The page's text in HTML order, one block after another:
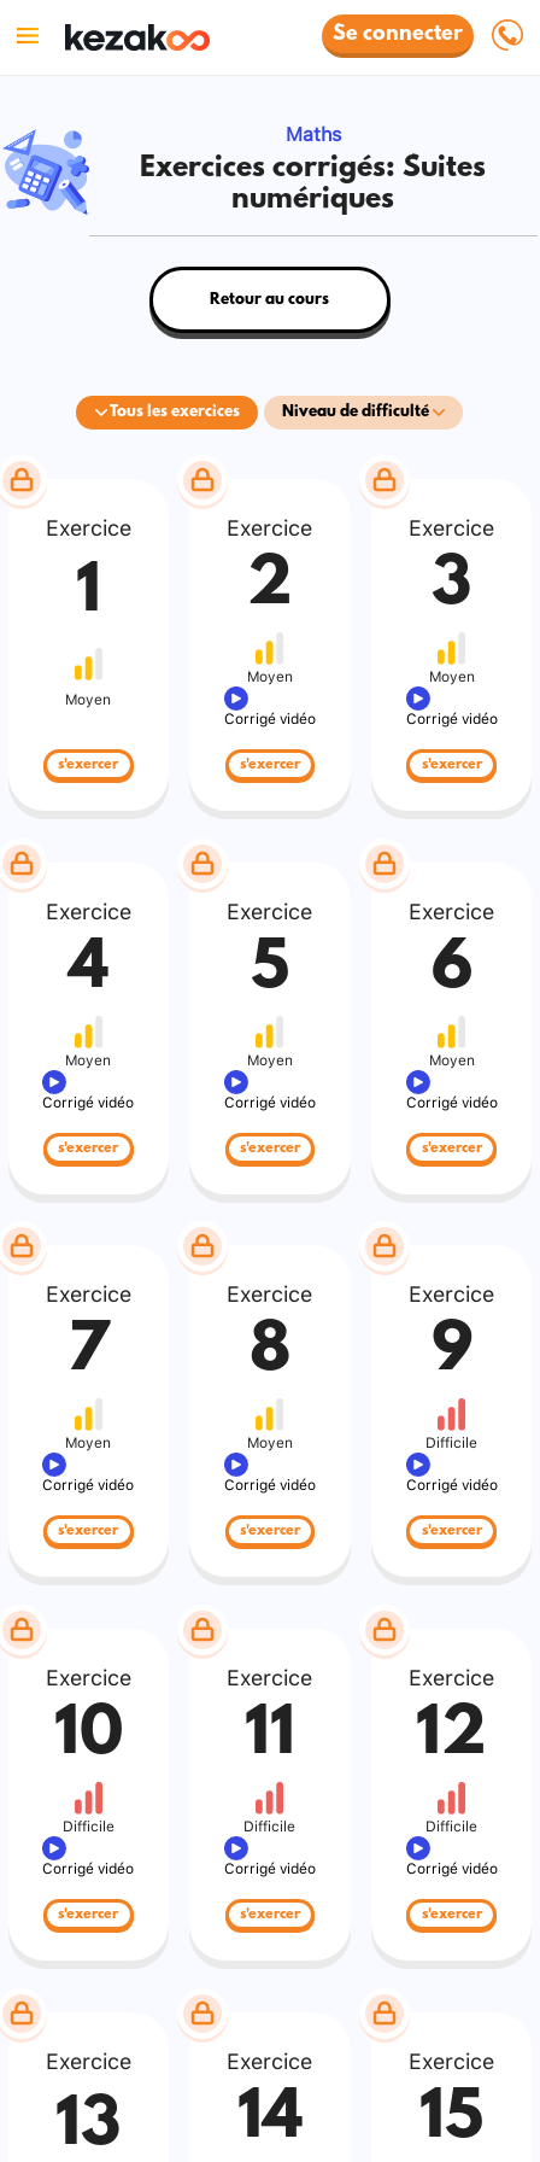
Se connecter
Maths
Exercices corrigés: Suites
numériques
Tous les exercices Niveau de difficulté
Retour au cours
Exercice
1
Moyen
s'exercer
Exercice
2
Moyen
Corrigé vidéo
s'exercer
Exercice
3
Moyen
Corrigé vidéo
s'exercer
Exercice
4
Moyen
Corrigé vidéo
s'exercer
Exercice
5
Moyen
Corrigé vidéo
s'exercer
Exercice
6
Moyen
Corrigé vidéo
s'exercer
Exercice
7
Moyen
Corrigé vidéo
s'exercer
Exercice
8
Moyen
Corrigé vidéo
s'exercer
Exercice
9
Difficile
Corrigé vidéo
s'exercer
Exercice
10
Difficile
Corrigé vidéo
s'exercer
Exercice
11
Difficile
Corrigé vidéo
s'exercer
Exercice
12
Difficile
Corrigé vidéo
s'exercer
Exercice
13
Exercice
14
Exercice
15